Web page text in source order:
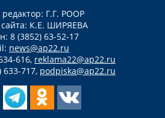
Г.Г. РООР
сайта: К.Е. ШИРЯЕВА
8 (3852) 63-52-17
news@ap22.ru
616, reklama22@ap22.ru
633-717, podpiska@ap22.ru